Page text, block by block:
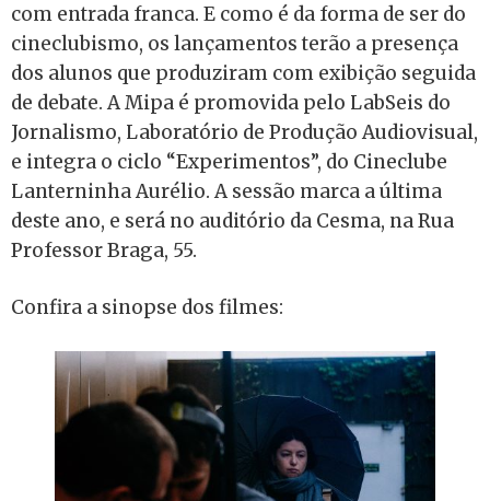
com entrada franca. E como é da forma de ser do
cineclubismo, os lançamentos terão a presença
dos alunos que produziram com exibição seguida
de debate. A Mipa é promovida pelo LabSeis do
Jornalismo, Laboratório de Produção Audiovisual,
e integra o ciclo “Experimentos”, do Cineclube
Lanterninha Aurélio. A sessão marca a última
deste ano, e será no auditório da Cesma, na Rua
Professor Braga, 55.
Confira a sinopse dos filmes: